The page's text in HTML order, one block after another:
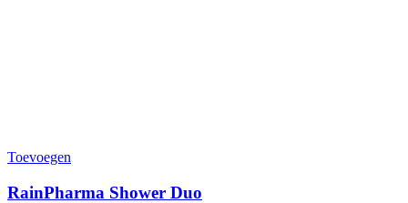
Toevoegen
RainPharma Shower Duo